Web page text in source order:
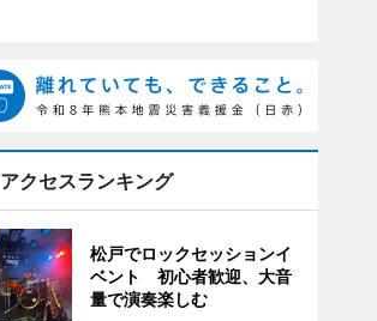
アクセスランキング
松戸でロックセッションイ
ベント 初心者歓迎、大音
量で演奏楽しむ